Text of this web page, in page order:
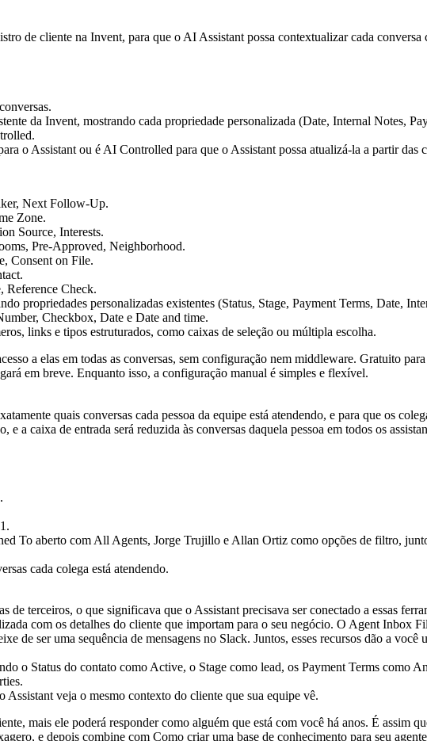
de cliente na Invent, para que o AI Assistant possa contextualizar cada
o Assistant ou é AI Controlled para que o Assistant possa atualizá-la a partir das
Next Follow-Up.
Zone.
Source, Interests.
Pre-Approved, Neighborhood.
Consent on File.
Reference Check.
links e tipos estruturados, como caixas de seleção ou múltipla escolha.
a elas em todas as conversas, sem configuração nem middleware. Gratuito
em breve. Enquanto isso, a configuração manual é simples e flexível.
quais conversas cada pessoa da equipe está atendendo, e para que os
a caixa de entrada será reduzida às conversas daquela pessoa em todos os
cada colega está atendendo.
terceiros, o que significava que o Assistant precisava ser conectado a essas
com os detalhes do cliente que importam para o seu negócio. O Agent Inbox
de ser uma sequência de mensagens no Slack. Juntos, esses recursos dão a
Assistant veja o mesmo contexto do cliente que sua equipe vê.
mais ele poderá responder como alguém que está com você há anos. É assim
, e depois combine com Como criar uma base de conhecimento para seu